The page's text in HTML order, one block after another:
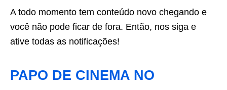
A todo momento tem conteúdo novo chegando e
você não pode ficar de fora. Então, nos siga e
ative todas as notificações!
PAPO DE CINEMA NO